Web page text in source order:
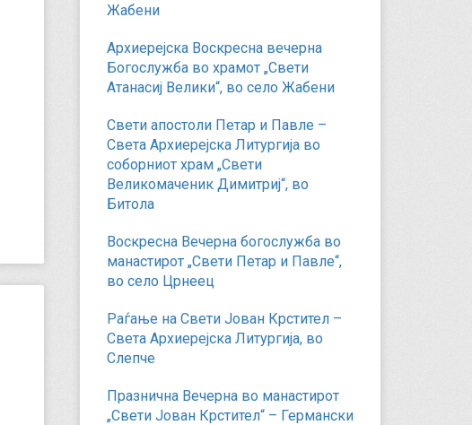
Жабени
Архиерејска Воскресна вечерна
Богослужба во храмот „Свети
Атанасиј Велики“, во село Жабени
Свети апостоли Петар и Павле –
Света Архиерејска Литургија во
соборниот храм „Свети
Великомаченик Димитриј“, во
Битола
Воскресна Вечерна богослужба во
манастирот „Свети Петар и Павле“,
во село Црнеец
Раѓање на Свети Јован Крстител –
Света Архиерејска Литургија, во
Слепче
Празнична Вечерна во манастирот
„Свети Јован Крстител“ – Германски